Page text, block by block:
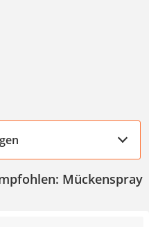
Mückenspray